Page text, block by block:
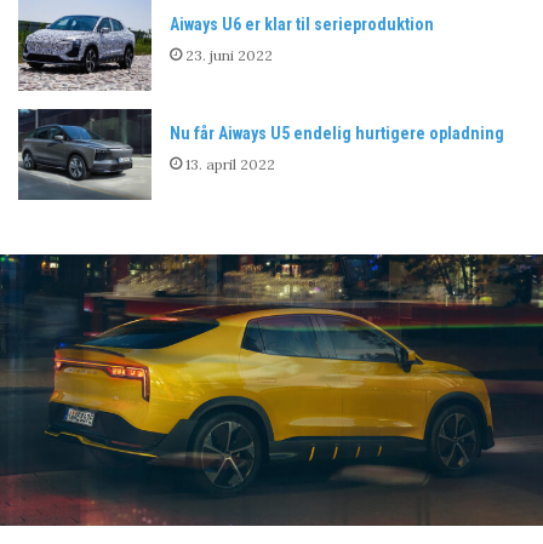
Aiways U6 er klar til serieproduktion
23. juni 2022
Nu får Aiways U5 endelig hurtigere opladning
13. april 2022